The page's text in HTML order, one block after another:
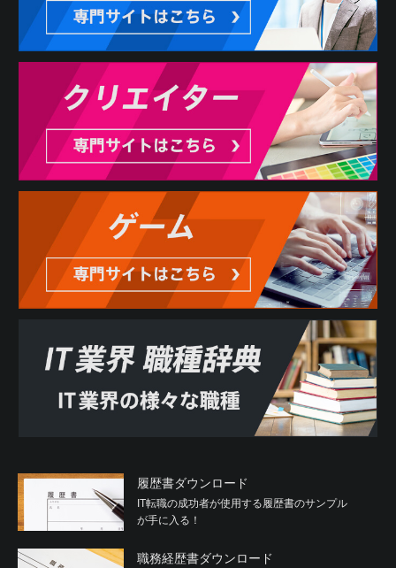
履歴書ダウンロード
IT転職の成功者が使用する履歴書のサンプル
が手に入る！
職務経歴書ダウンロード